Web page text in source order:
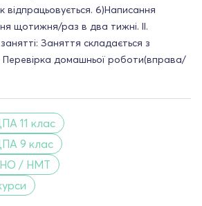
6)Написання
щотижня/раз в два тижні. ІІ.
Заняття складається з
домашньої роботи(вправа/
11 клас
9 клас
/ НМТ